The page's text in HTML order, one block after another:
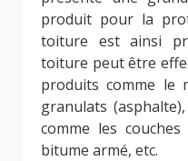
produit pour la
toiture est ainsi
toiture peut être
produits comme le
granulats
comme les
bitume armé, etc.